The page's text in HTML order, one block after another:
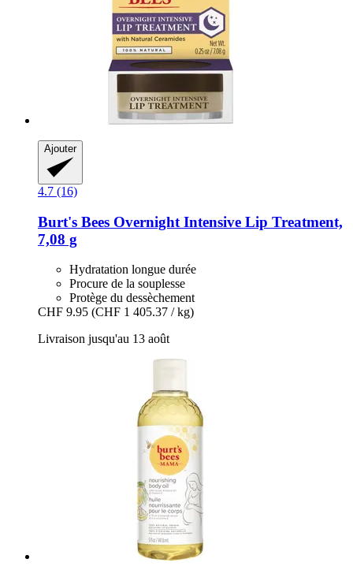
Ajouter
4.7 (16)
Burt's Bees Overnight Intensive Lip Treatment,
7,08 g
Hydratation longue durée
Procure de la souplesse
Protège du dessèchement
CHF 9.95 (CHF 1 405.37 / kg)
Livraison jusqu'au 13 août